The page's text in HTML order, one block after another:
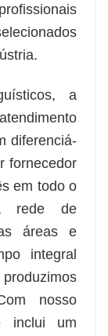
a
diferenciá-
fornecedor
em todo o
rede de
áreas e
integral
nosso
inclui um